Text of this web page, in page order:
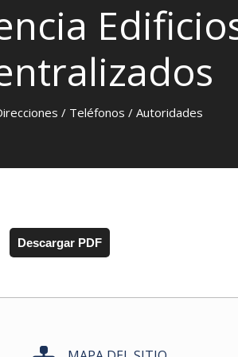
/ Teléfonos / Autoridades
Descargar PDF